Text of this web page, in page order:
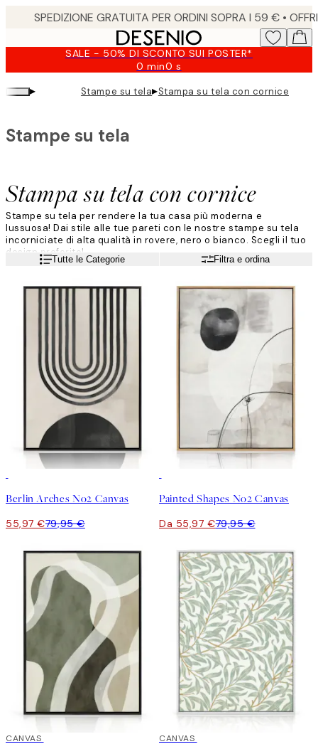
SALE - 50% DI SCONTO SUI POSTER*
0 min0 s
Valido
fino
a:
▸ Stampe su tela▸Stampa su tela con cornice
Stampa su tela con cornice
Stampe su tela
Stampe su tela per rendere la tua casa più moderna e
lussuosa! Dai stile alle tue pareti con le nostre stampe su tela
incorniciate di alta qualità in rovere, nero o bianco. Scegli il tuo
design preferito!
Leggi di piùTutte le Categorie Filtra e ordina
Berlin Arches No2 Canvas
55,97 €79,95 €
Painted Shapes No2 Canvas
Da 55,97 €79,95 €
30%*
CANVAS 30%*
CANVAS